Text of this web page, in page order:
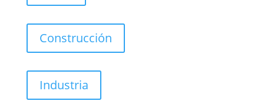
Construcción
Industria